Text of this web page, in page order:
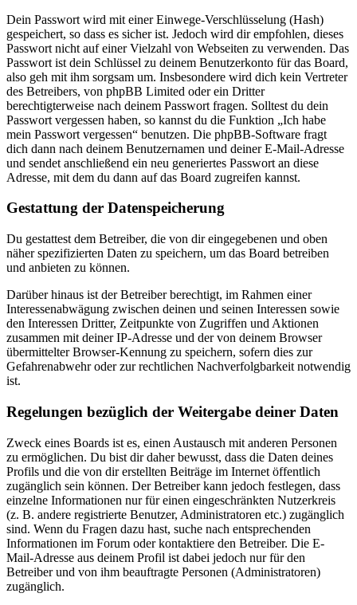
Dein Passwort wird mit einer Einwege-Verschlüsselung (Hash)
gespeichert, so dass es sicher ist. Jedoch wird dir empfohlen, dieses
Passwort nicht auf einer Vielzahl von Webseiten zu verwenden. Das
Passwort ist dein Schlüssel zu deinem Benutzerkonto für das Board,
also geh mit ihm sorgsam um. Insbesondere wird dich kein Vertreter
des Betreibers, von phpBB Limited oder ein Dritter
berechtigterweise nach deinem Passwort fragen. Solltest du dein
Passwort vergessen haben, so kannst du die Funktion „Ich habe
mein Passwort vergessen“ benutzen. Die phpBB-Software fragt
dich dann nach deinem Benutzernamen und deiner E-Mail-Adresse
und sendet anschließend ein neu generiertes Passwort an diese
Adresse, mit dem du dann auf das Board zugreifen kannst.
Gestattung der Datenspeicherung
Du gestattest dem Betreiber, die von dir eingegebenen und oben
näher spezifizierten Daten zu speichern, um das Board betreiben
und anbieten zu können.
Darüber hinaus ist der Betreiber berechtigt, im Rahmen einer
Interessenabwägung zwischen deinen und seinen Interessen sowie
den Interessen Dritter, Zeitpunkte von Zugriffen und Aktionen
zusammen mit deiner IP-Adresse und der von deinem Browser
übermittelter Browser-Kennung zu speichern, sofern dies zur
Gefahrenabwehr oder zur rechtlichen Nachverfolgbarkeit notwendig
ist.
Regelungen bezüglich der Weitergabe deiner Daten
Zweck eines Boards ist es, einen Austausch mit anderen Personen
zu ermöglichen. Du bist dir daher bewusst, dass die Daten deines
Profils und die von dir erstellten Beiträge im Internet öffentlich
zugänglich sein können. Der Betreiber kann jedoch festlegen, dass
einzelne Informationen nur für einen eingeschränkten Nutzerkreis
(z. B. andere registrierte Benutzer, Administratoren etc.) zugänglich
sind. Wenn du Fragen dazu hast, suche nach entsprechenden
Informationen im Forum oder kontaktiere den Betreiber. Die E-
Mail-Adresse aus deinem Profil ist dabei jedoch nur für den
Betreiber und von ihm beauftragte Personen (Administratoren)
zugänglich.